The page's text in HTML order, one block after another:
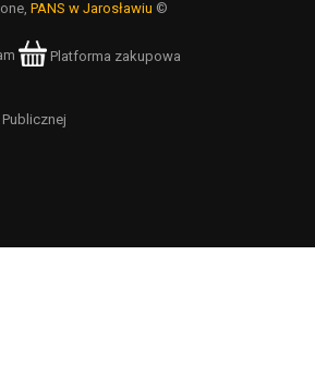
PANS w Jarosławiu ©
Platforma zakupowa